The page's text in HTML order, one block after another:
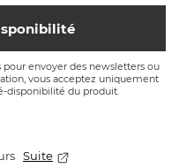
pour envoyer des newsletters ou
vous acceptez uniquement
disponibilité du produit.
Suite